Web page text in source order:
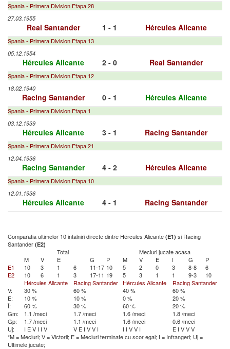
Spania - Primera Division Etapa 28
27.03.1955
Real Santander 1 - 1 Hércules Alicante
Spania - Primera Division Etapa 13
05.12.1954
Hércules Alicante 2 - 0 Real Santander
Spania - Primera Division Etapa 12
18.02.1940
Racing Santander 0 - 1 Hércules Alicante
Spania - Primera Division Etapa 1
03.12.1939
Hércules Alicante 3 - 1 Racing Santander
Spania - Primera Division Etapa 21
12.04.1936
Racing Santander 4 - 2 Hércules Alicante
Spania - Primera Division Etapa 10
12.01.1936
Hércules Alicante 4 - 1 Racing Santander
Comparatia ultimelor 10 intalniri directe dintre Hércules Alicante (E1) si Racing
Santander (E2)
Total
Meciuri jucate acasa
M
V E G P M V E I G
P
E1
10 3 1 6 11-17 10 5 2 0 3 8-8
6
E2
10 6 1 3 17-11 19 5 3 1 1 9-3
10
Hércules Alicante
Racing Santander Hércules Alicante
Racing Santander
V:
30 % 60 % 40 %
60 %
E:
10 % 10 % 0 %
20 %
Î:
60 % 30 % 60 %
20 %
Gm:
1.1 /meci 1.7 /meci 1.6 /meci
1.8 /meci
Gp:
1.7 /meci 1.1 /meci 1.6 /meci
0.6 /meci
Uj:
I EV I I V V E I VV I I I VV I E I VVV
*M = Meciuri; V = Victorii; E = Meciuri terminate cu scor egal; I = Infrangeri; Uj =
Ultimele jucate;